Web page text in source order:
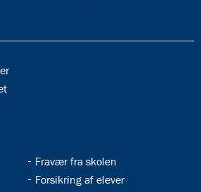
34.8:
Fravær fra skolen
34.10:
Forsikring af elever